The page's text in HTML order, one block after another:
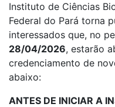
Instituto de Ciências
Federal do Pará torna
interessados que, no
28/04/2026, estarão
credenciamento de
abaixo:
ANTES DE INICIAR A